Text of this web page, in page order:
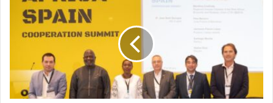
Afrique-
Espagne :
Les
continent
pour
un